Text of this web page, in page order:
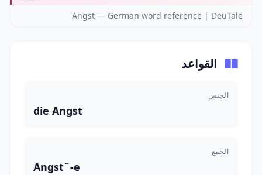
Angst — German word reference | DeuTale
القواعد
الجنس
die Angst
الجمع
Angst¨-e